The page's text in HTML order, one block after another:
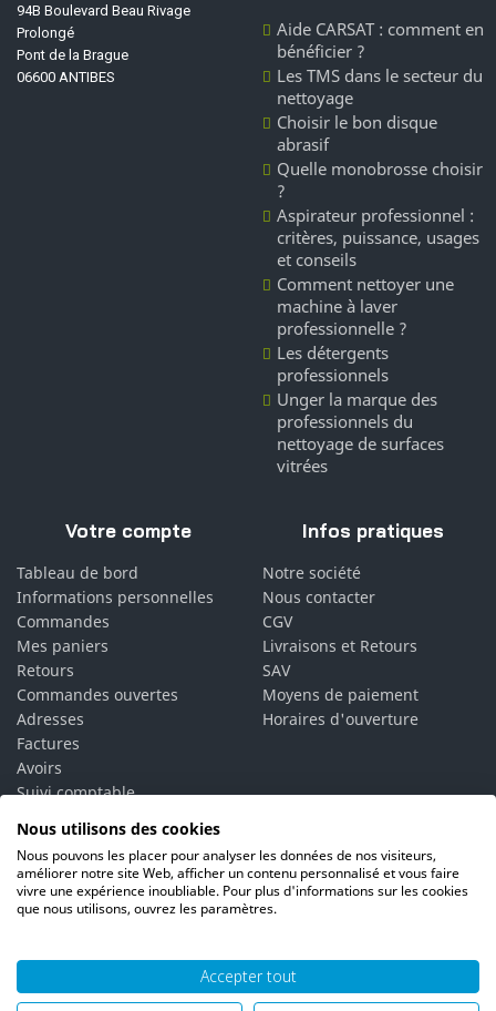
94B Boulevard Beau Rivage
Prolongé
Pont de la Brague
06600 ANTIBES
Aide CARSAT : comment en
bénéficier ?
Les TMS dans le secteur du
nettoyage
Choisir le bon disque
abrasif
Quelle monobrosse choisir
?
Aspirateur professionnel :
critères, puissance, usages
et conseils
Comment nettoyer une
machine à laver
professionnelle ?
Les détergents
professionnels
Unger la marque des
professionnels du
nettoyage de surfaces
vitrées
Votre compte
Tableau de bord
Informations personnelles
Commandes
Mes paniers
Retours
Commandes ouvertes
Adresses
Factures
Avoirs
Suivi comptable
Vos alertes
Vos interlocuteurs
Infos pratiques
Notre société
Nous contacter
CGV
Livraisons et Retours
SAV
Moyens de paiement
Horaires d'ouverture
© 2026 PH06 Produits Propreté Hygiène |Mentions légales|
Nous utilisons des cookies
Nous pouvons les placer pour analyser les données de nos visiteurs,
améliorer notre site Web, afficher un contenu personnalisé et vous faire
vivre une expérience inoubliable. Pour plus d'informations sur les cookies
que nous utilisons, ouvrez les paramètres.
Accepter tout